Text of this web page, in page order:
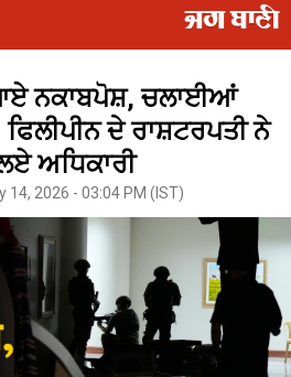
ਨਕਾਬਪੋਸ਼, ਚਲਾਈਆਂ
ਦੇ ਰਾਸ਼ਟਰਪਤੀ ਨੇ
ਅਧਿਕਾਰੀ
14, 2026 - 03:04 PM (IST)